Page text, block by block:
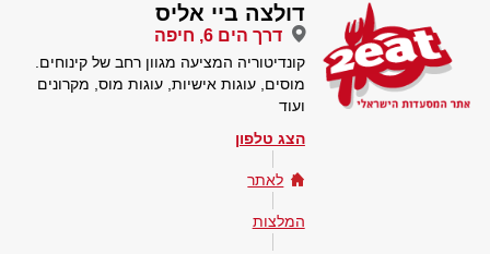
דולצה ביי אליס
דרך הים 6, חיפה
קונדיטוריה המציעה מגוון רחב של קינוחים.
מוסים, עוגות אישיות, עוגות מוס, מקרונים
ועוד
הצג טלפון
לאתר
המלצות